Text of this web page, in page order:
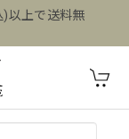
以上で送料無